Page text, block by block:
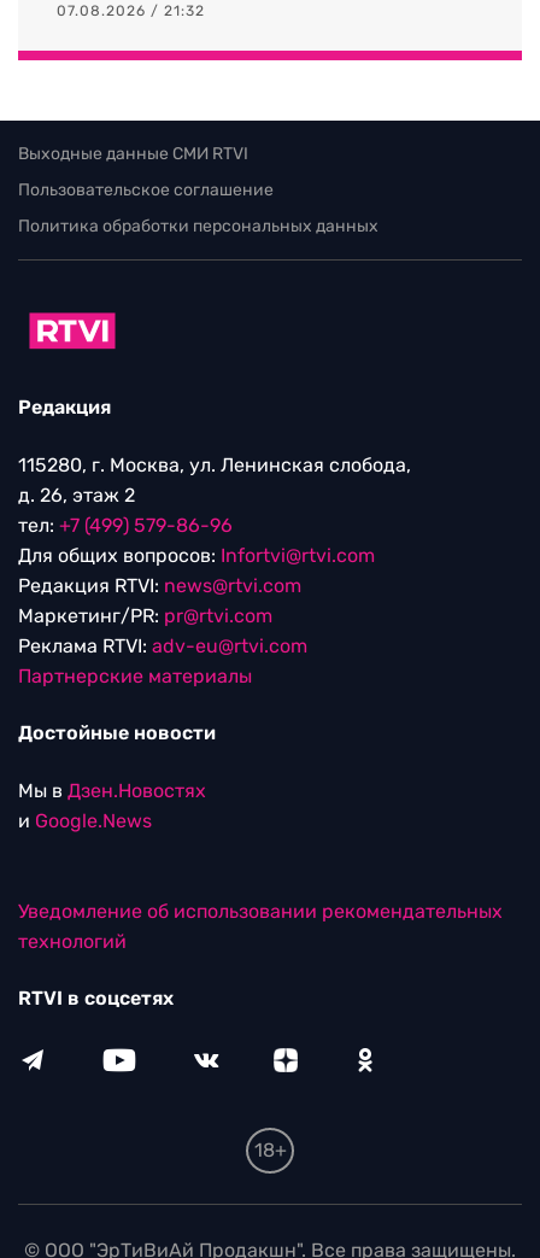
07.08.2026 / 21:32
Выходные данные СМИ RTVI
Пользовательское соглашение
Политика обработки персональных данных
Редакция
115280, г. Москва, ул. Ленинская слобода,
д. 26, этаж 2
тел: +7 (499) 579-86-96
Для общих вопросов: Infortvi@rtvi.com
Редакция RTVI: news@rtvi.com
Маркетинг/PR: pr@rtvi.com
Реклама RTVI: adv-eu@rtvi.com
Партнерские материалы
Достойные новости
Мы в Дзен.Новостях
и Google.News
Уведомление об использовании рекомендательных
технологий
RTVI в соцсетях
18+
© ООО "ЭрТиВиАй Продакшн". Все права защищены.